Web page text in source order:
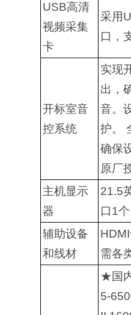
USB高清
视频采集
卡
采用
口，
开标室音
控系统
实现
出，
音。
护。
确保
原厂
主机显示
器
21.5
口1个
辅助设备
和线材
需各
★国
5-